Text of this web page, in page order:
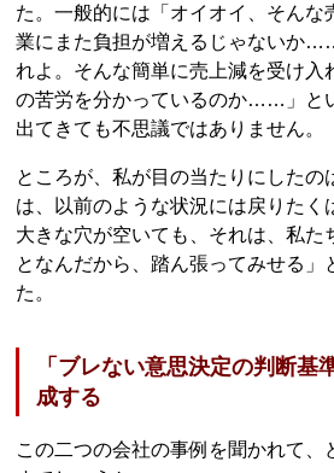
た。一般的には「オイオイ、そんな
業にまた負担が増えるじゃないか
れよ。そんな簡単に売上減を受け入
の苦労を分かっているのか……」と
出てきても不思議ではありません。
ところが、私が目の当たりにしたの
は、以前のような状況には戻りたく
大きな穴が空いても、それは、私た
となんだから、踏ん張ってみせる」
た。
「ブレない意思決定の判断基
成する
この二つの会社の事例を聞かれて、